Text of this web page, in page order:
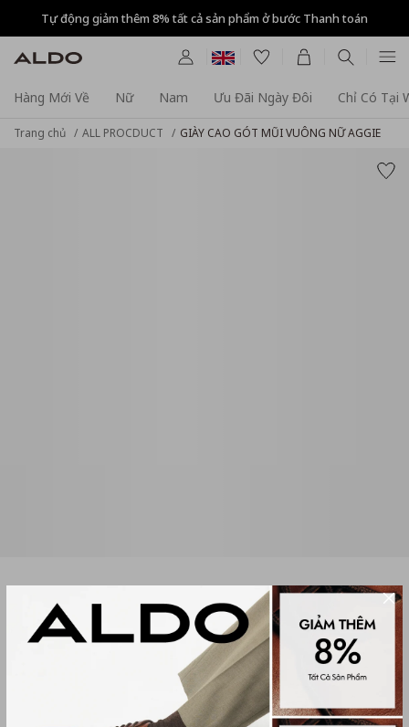
Tự động giảm thêm 8% tất cả sản phẩm ở bước Thanh toán
Hàng Mới Về Nữ Nam Ưu Đãi Ngày Đôi Chỉ Có Tại
Trang chủ ALL PROCDUCT GIÀY CAO GÓT MŨI VUÔNG NỮ AGGIE
GIÀY CAO GÓT MŨI VUÔNG NỮ
AGGIE